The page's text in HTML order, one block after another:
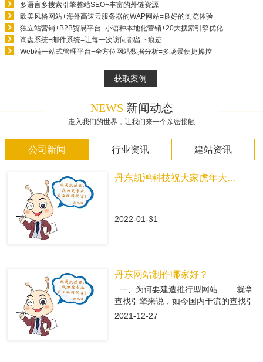
多语言多搜索引擎整站SEO+丰富的外链资源
欧美风格网站+海外高速云服务器的WAP网站=良好的浏览体验
独立站营销+B2B贸易平台+小语种本地化营销+20大搜索引擎优化
询盘系统+邮件系统=让每一次访问都留下痕迹
Web端一站式管理平台+全方位网站数据分析=多场景便捷操控
获取案例
NEWS 新闻动态
走入我们的世界，让我们来一个亲密接触
公司新闻 行业资讯 建站资讯
丹东凯鸿科技祝大家虎年大吉！
2022-01-31
丹东网站制作哪家好？
一、为何要建造推行型网站 就拿
查找引擎来说，如今国内干流的查找引
擎baidu、360、搜狗有着大量的用户
2021-12-27